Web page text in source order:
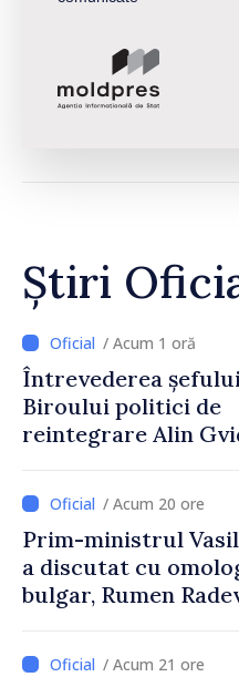
Știri
/ Acum 1 oră
Întrevederea
Biroului politici de
reintegrare Alin
Comitetului
Crucii Roșii în
/ Acum 20 ore
Prim-ministrul
a discutat cu
bulgar, Rumen
/ Acum 21 ore